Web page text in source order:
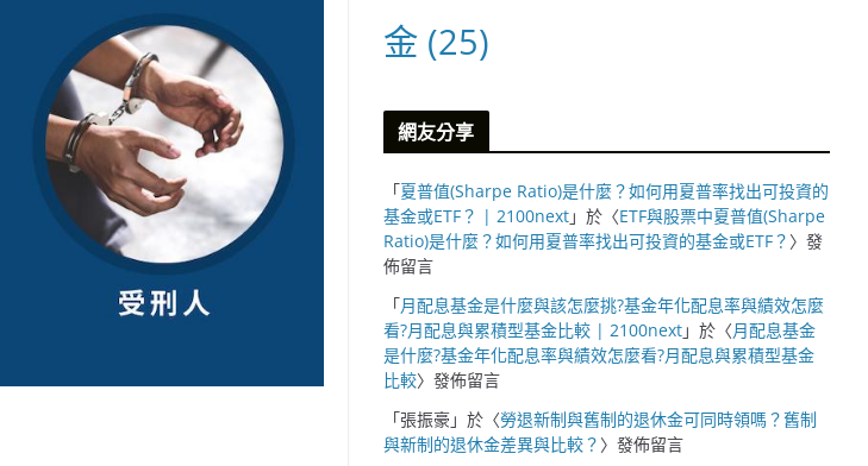
金 (25)
網友分享
「夏普值(Sharpe Ratio)是什麼？如何用夏普率找出可投資的
基金或ETF？ | 2100next」於〈ETF與股票中夏普值(Sharpe
Ratio)是什麼？如何用夏普率找出可投資的基金或ETF？ 〉發
佈留言
「月配息基金是什麼與該怎麼挑?基金年化配息率與績效怎麼
看?月配息與累積型基金比較 | 2100next」於〈月配息基金
是什麼?基金年化配息率與績效怎麼看?月配息與累積型基金
比較〉發佈留言
「張振豪」於〈勞退新制與舊制的退休金可同時領嗎？舊制
與新制的退休金差異與比較？ 〉發佈留言